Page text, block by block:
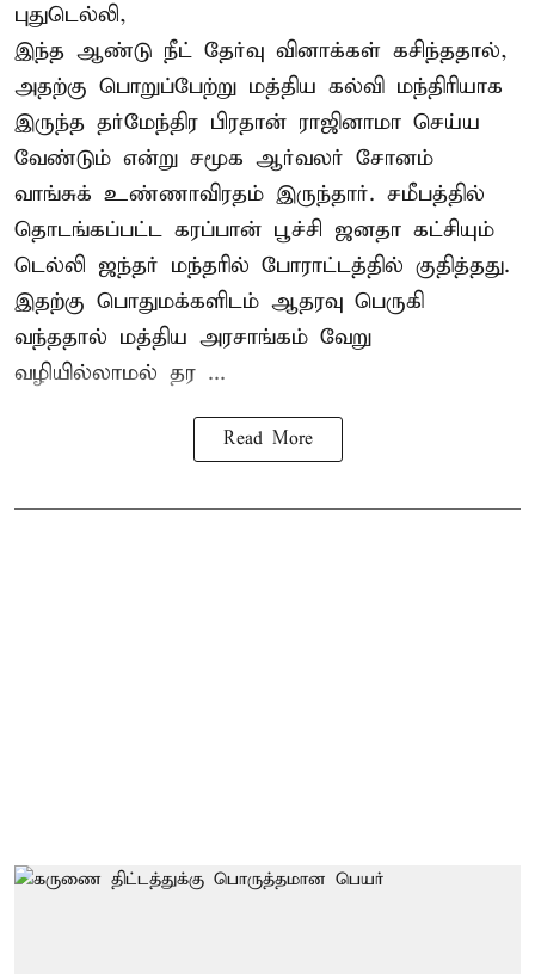
புதுடெல்லி,
இந்த ஆண்டு நீட் தேர்வு வினாக்கள் கசிந்ததால்,
அதற்கு பொறுப்பேற்று மத்திய கல்வி மந்திரியாக
இருந்த தர்மேந்திர பிரதான் ராஜினாமா செய்ய
வேண்டும் என்று சமூக ஆர்வலர் சோனம்
வாங்சுக் உண்ணாவிரதம் இருந்தார். சமீபத்தில்
தொடங்கப்பட்ட கரப்பான் பூச்சி ஜனதா கட்சியும்
டெல்லி ஜந்தர் மந்தரில் போராட்டத்தில் குதித்தது.
இதற்கு பொதுமக்களிடம் ஆதரவு பெருகி
வந்ததால் மத்திய அரசாங்கம் வேறு
வழியில்லாமல் தர ...
Read More